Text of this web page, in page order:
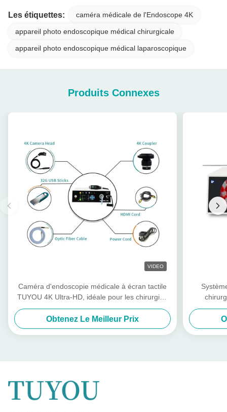
Les étiquettes: caméra médicale de l'Endoscope 4K
appareil photo endoscopique médical chirurgicale
appareil photo endoscopique médical laparoscopique
Produits Connexes
VIDEO
Caméra d'endoscopie médicale à écran tactile
TUYOU 4K Ultra-HD, idéale pour les chirurgies
mini-invasives
Obtenez Le Meilleur Prix